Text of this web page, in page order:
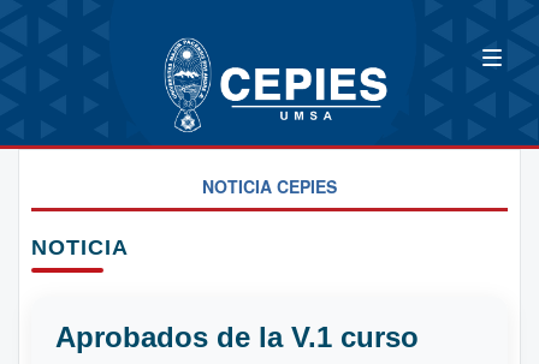
NOTICIA CEPIES
NOTICIA
Aprobados de la V.1 curso